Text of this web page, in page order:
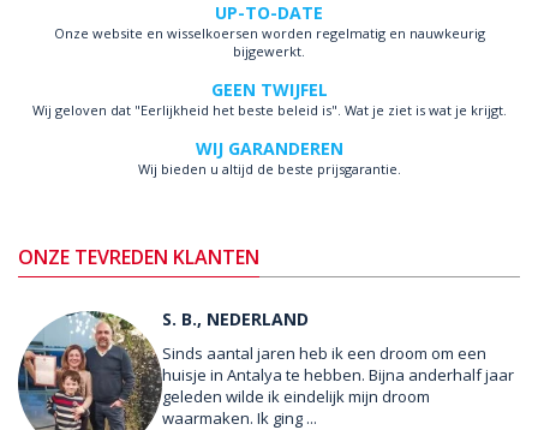
UP-TO-DATE
Onze website en wisselkoersen worden regelmatig en nauwkeurig
bijgewerkt.
GEEN TWIJFEL
Wij geloven dat "Eerlijkheid het beste beleid is". Wat je ziet is wat je krijgt.
WIJ GARANDEREN
Wij bieden u altijd de beste prijsgarantie.
ONZE TEVREDEN KLANTEN
S. B., NEDERLAND
Sinds aantal jaren heb ik een droom om een
huisje in Antalya te hebben. Bijna anderhalf jaar
geleden wilde ik eindelijk mijn droom
waarmaken. Ik ging ...